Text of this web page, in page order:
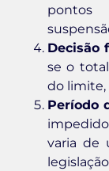
pontos
Decisão
se o
do limite,
Período
varia de